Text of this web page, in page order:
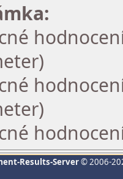
Results-Server© 2006-